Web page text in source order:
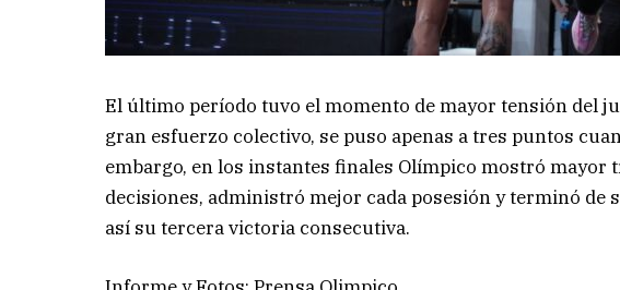
El último período tuvo el momento de mayor tensión del
gran esfuerzo colectivo, se puso apenas a tres puntos
embargo, en los instantes finales Olímpico mostró mayor
decisiones, administró mejor cada posesión y terminó de
así su tercera victoria consecutiva.